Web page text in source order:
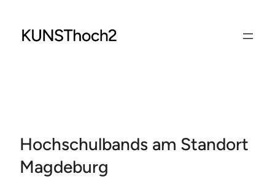
springen
Hochschulbands am Standort
Magdeburg